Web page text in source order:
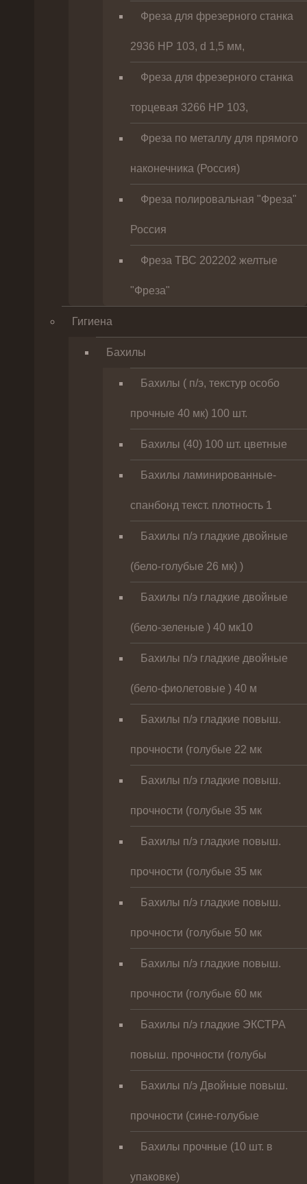
Фреза для фрезерного станка
2936 HP 103, d 1,5 мм,
Фреза для фрезерного станка
торцевая 3266 HP 103,
Фреза по металлу для прямого
наконечника (Россия)
Фреза полировальная "Фреза"
Россия
Фреза ТВС 202202 желтые
"Фреза"
Гигиена
Бахилы
Бахилы ( п/э, текстур особо
прочные 40 мк) 100 шт.
Бахилы (40) 100 шт. цветные
Бахилы ламинированные-
спанбонд текст. плотность 1
Бахилы п/э гладкие двойные
(бело-голубые 26 мк) )
Бахилы п/э гладкие двойные
(бело-зеленые ) 40 мк10
Бахилы п/э гладкие двойные
(бело-фиолетовые ) 40 м
Бахилы п/э гладкие повыш.
прочности (голубые 22 мк
Бахилы п/э гладкие повыш.
прочности (голубые 35 мк
Бахилы п/э гладкие повыш.
прочности (голубые 35 мк
Бахилы п/э гладкие повыш.
прочности (голубые 50 мк
Бахилы п/э гладкие повыш.
прочности (голубые 60 мк
Бахилы п/э гладкие ЭКСТРА
повыш. прочности (голубы
Бахилы п/э Двойные повыш.
прочности (сине-голубые
Бахилы прочные (10 шт. в
упаковке)